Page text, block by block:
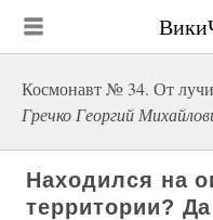
Космонавт № 34. От
Гречко Георгий
Находился на
территории? Да